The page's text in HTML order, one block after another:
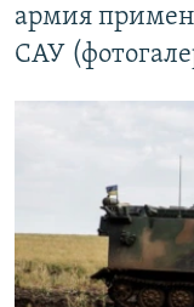
армия
САУ